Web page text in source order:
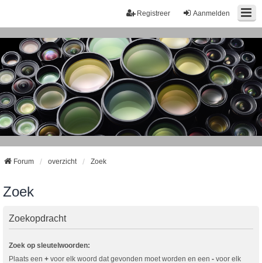
Aanmelden
Registreer
Forum overzicht Zoek
Zoek
Zoekopdracht
Zoek op sleutelwoorden:
Plaats een + voor elk woord dat gevonden moet worden en een - voor elk